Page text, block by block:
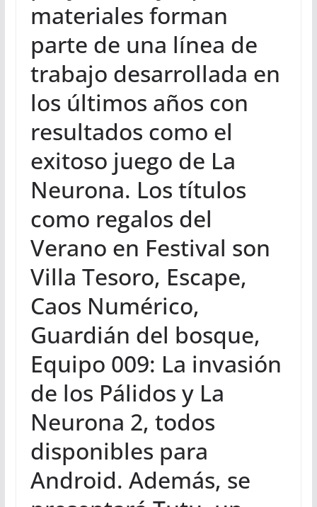
materiales forman
parte de una línea de
trabajo desarrollada en
los últimos años con
resultados como el
exitoso juego de La
Neurona. Los títulos
como regalos del
Verano en Festival son
Villa Tesoro, Escape,
Caos Numérico,
Guardián del bosque,
Equipo 009: La invasión
de los Pálidos y La
Neurona 2, todos
disponibles para
Android. Además, se